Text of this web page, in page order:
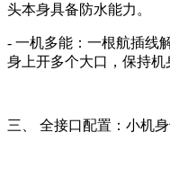
头本身具备防水能力。
- 一机多能：一根航插线
身上开多个大口，保持机
三、 全接口配置：小机